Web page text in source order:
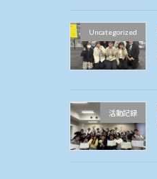
Uncategorized
活動記録